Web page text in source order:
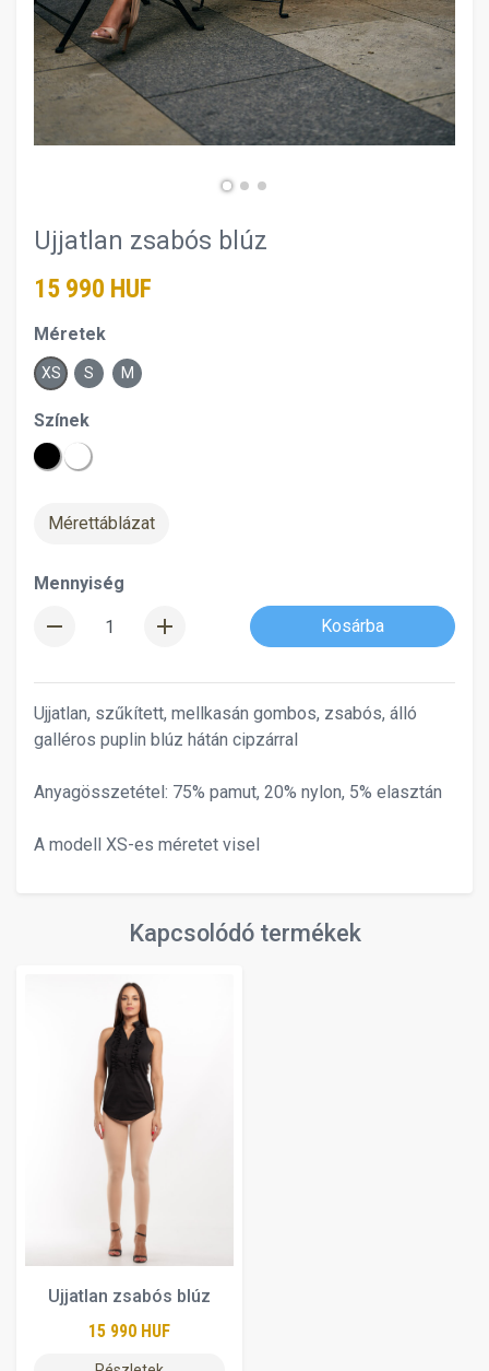
Ujjatlan zsabós blúz
15 990 HUF
Méretek
XS S M
Színek
Mérettáblázat
Mennyiség
remove add Kosárba
Ujjatlan, szűkített, mellkasán gombos, zsabós, álló
galléros puplin blúz hátán cipzárral
Anyagösszetétel: 75% pamut, 20% nylon, 5% elasztán
A modell XS-es méretet visel
Kapcsolódó termékek
Ujjatlan zsabós blúz
15 990 HUF